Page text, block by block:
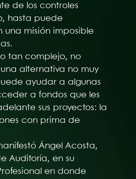
de los controles
hasta puede
una misión imposible
tan complejo, no
alternativa no muy
ayudar a algunas
a fondos que les
sus proyectos: la
con prima de
Ángel Acosta,
Auditoría, en su
en donde